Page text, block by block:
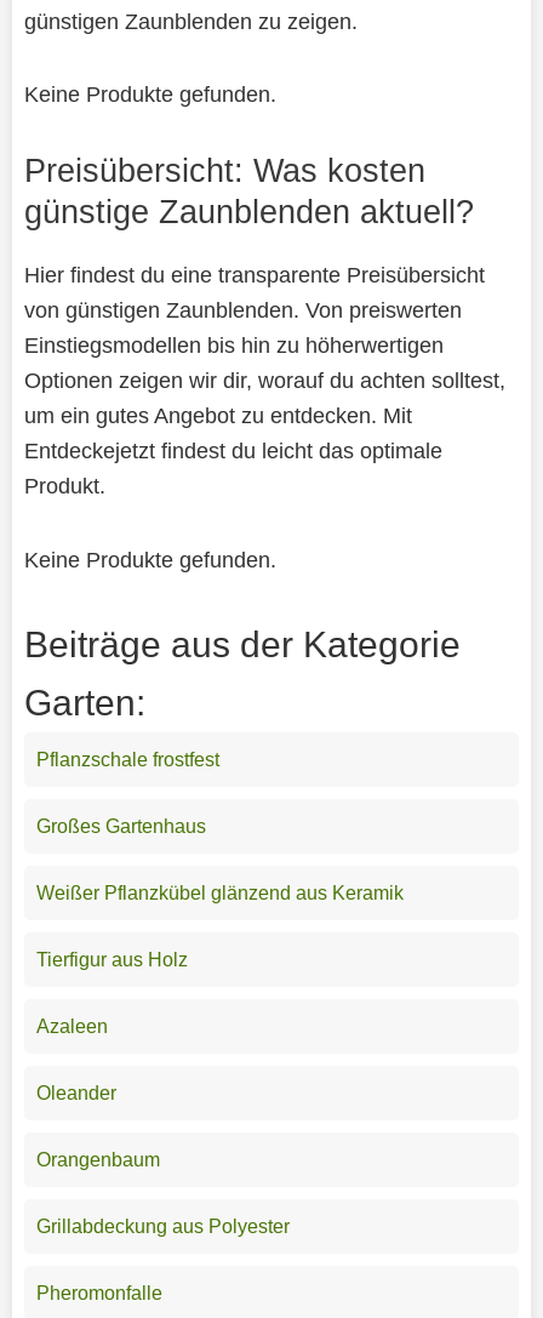
günstigen Zaunblenden zu zeigen.
Keine Produkte gefunden.
Preisübersicht: Was kosten
günstige Zaunblenden aktuell?
Hier findest du eine transparente Preisübersicht
von günstigen Zaunblenden. Von preiswerten
Einstiegsmodellen bis hin zu höherwertigen
Optionen zeigen wir dir, worauf du achten solltest,
um ein gutes Angebot zu entdecken. Mit
Entdeckejetzt findest du leicht das optimale
Produkt.
Keine Produkte gefunden.
Beiträge aus der Kategorie
Garten:
Pflanzschale frostfest
Großes Gartenhaus
Weißer Pflanzkübel glänzend aus Keramik
Tierfigur aus Holz
Azaleen
Oleander
Orangenbaum
Grillabdeckung aus Polyester
Pheromonfalle